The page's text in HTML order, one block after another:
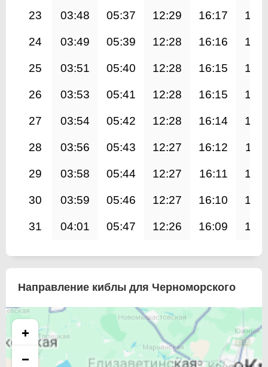
23 03:48 05:37 12:29 16:17
24 03:49 05:39 12:28 16:16
25 03:51 05:40 12:28 16:15
26 03:53 05:41 12:28 16:15
27 03:54 05:42 12:28 16:14
28 03:56 05:43 12:27 16:12
29 03:58 05:44 12:27 16:11
30 03:59 05:46 12:27 16:10
31 04:01 05:47 12:26 16:09
Направление киблы для Черноморского
+
−